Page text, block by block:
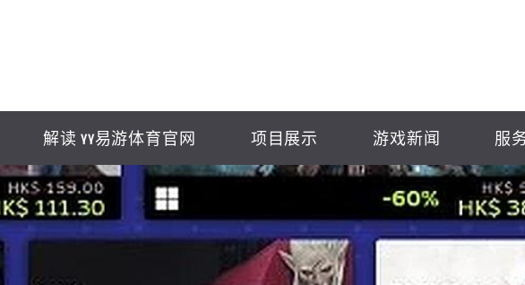
解读 YY易游体育官网 项目展示 游戏新闻 服